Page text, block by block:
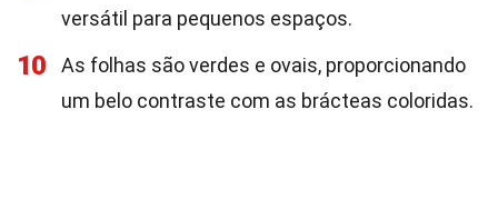
versátil para pequenos espaços.
10
As folhas são verdes e ovais, proporcionando
um belo contraste com as brácteas coloridas.